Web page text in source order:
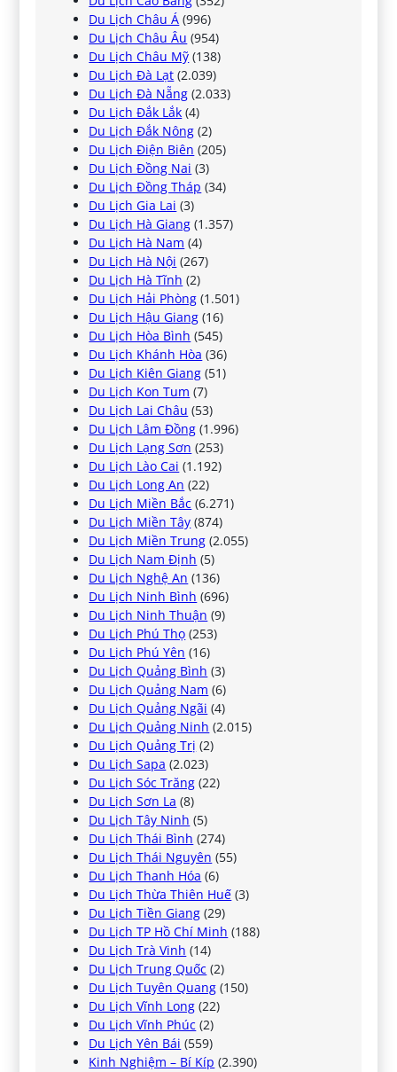
Du Lịch Châu Á (996)
Du Lịch Châu Âu (954)
Du Lịch Châu Mỹ (138)
Du Lịch Đà Lạt (2.039)
Du Lịch Đà Nẵng (2.033)
Du Lịch Đắk Lắk (4)
Du Lịch Đắk Nông (2)
Du Lịch Điện Biên (205)
Du Lịch Đồng Nai (3)
Du Lịch Đồng Tháp (34)
Du Lịch Gia Lai (3)
Du Lịch Hà Giang (1.357)
Du Lịch Hà Nam (4)
Du Lịch Hà Nội (267)
Du Lịch Hà Tĩnh (2)
Du Lịch Hải Phòng (1.501)
Du Lịch Hậu Giang (16)
Du Lịch Hòa Bình (545)
Du Lịch Khánh Hòa (36)
Du Lịch Kiên Giang (51)
Du Lịch Kon Tum (7)
Du Lịch Lai Châu (53)
Du Lịch Lâm Đồng (1.996)
Du Lịch Lạng Sơn (253)
Du Lịch Lào Cai (1.192)
Du Lịch Long An (22)
Du Lịch Miền Bắc (6.271)
Du Lịch Miền Tây (874)
Du Lịch Miền Trung (2.055)
Du Lịch Nam Định (5)
Du Lịch Nghệ An (136)
Du Lịch Ninh Bình (696)
Du Lịch Ninh Thuận (9)
Du Lịch Phú Thọ (253)
Du Lịch Phú Yên (16)
Du Lịch Quảng Bình (3)
Du Lịch Quảng Nam (6)
Du Lịch Quảng Ngãi (4)
Du Lịch Quảng Ninh (2.015)
Du Lịch Quảng Trị (2)
Du Lịch Sapa (2.023)
Du Lịch Sóc Trăng (22)
Du Lịch Sơn La (8)
Du Lịch Tây Ninh (5)
Du Lịch Thái Bình (274)
Du Lịch Thái Nguyên (55)
Du Lịch Thanh Hóa (6)
Du Lịch Thừa Thiên Huế (3)
Du Lịch Tiền Giang (29)
Du Lịch TP Hồ Chí Minh (188)
Du Lịch Trà Vinh (14)
Du Lịch Trung Quốc (2)
Du Lịch Tuyên Quang (150)
Du Lịch Vĩnh Long (22)
Du Lịch Vĩnh Phúc (2)
Du Lịch Yên Bái (559)
Kinh Nghiệm – Bí Kíp (2.390)